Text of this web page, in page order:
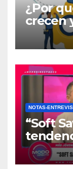
¿Por
crecen
NOTAS-
“Soft